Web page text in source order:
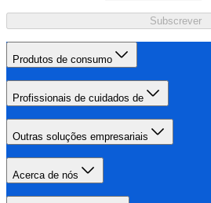
Subscrever
Produtos de consumo
Profissionais de cuidados de
Outras soluções empresariais
Acerca de nós